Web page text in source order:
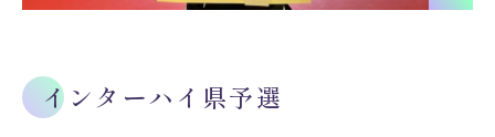
インターハイ県予選